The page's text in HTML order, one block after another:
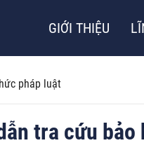
GIỚI THIỆU
pháp luật
tra cứu